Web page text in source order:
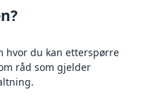
hvor du kan etterspørre
råd som gjelder